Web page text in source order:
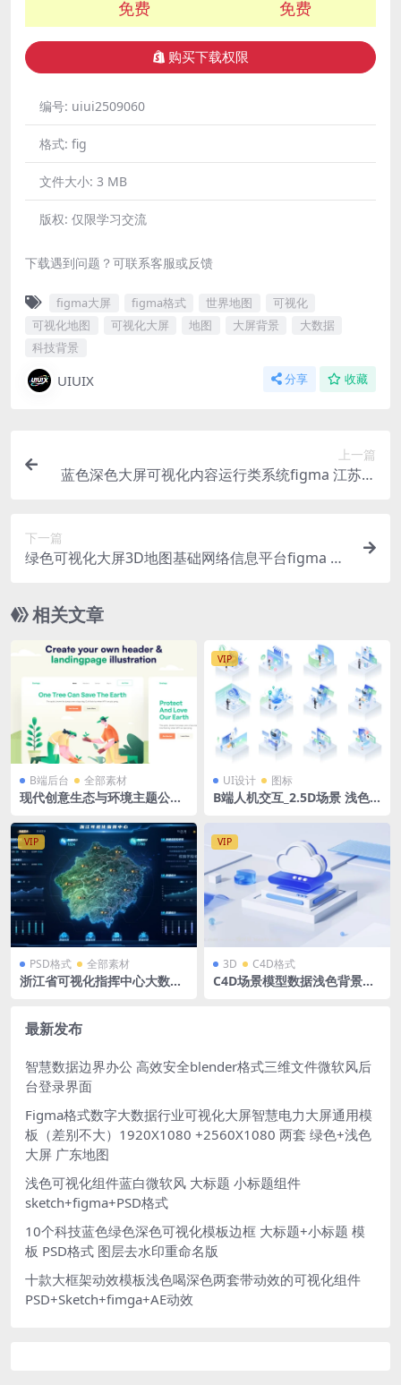
免费 免费
购买下载权限
编号: uiui2509060
格式: fig
文件大小: 3 MB
版权: 仅限学习交流
下载遇到问题？可联系客服或反馈
figma大屏 figma格式 世界地图
可视化
可视化地图
可视化大屏 地图 大屏背景
大数据
科技背景
UIUIX 分享 收藏
上一篇
蓝色深色大屏可视化内容运行类系统figma 江苏地
下一篇
绿色可视化大屏3D地图基础网络信息平台figma 北
相关文章
B端后台 全部素材
现代创意生态与环境主题公共
0页
VIP
UI设计 图标
B端人机交互_2.5D场景 浅色
VIP
PSD格式 全部素材
浙江省可视化指挥中心大数据
VIP
3D C4D格式
C4D场景模型数据浅色背景云
最新发布
智慧数据边界办公 高效安全blender格式三维文件微软风后
台登录界面
Figma格式数字大数据行业可视化大屏智慧电力大屏通用模
板（差别不大）1920X1080 +2560X1080 两套 绿色+浅色
大屏 广东地图
浅色可视化组件蓝白微软风 大标题 小标题组件
sketch+figma+PSD格式
10个科技蓝色绿色深色可视化模板边框 大标题+小标题 模
板 PSD格式 图层去水印重命名版
十款大框架动效模板浅色喝深色两套带动效的可视化组件
PSD+Sketch+fimga+AE动效